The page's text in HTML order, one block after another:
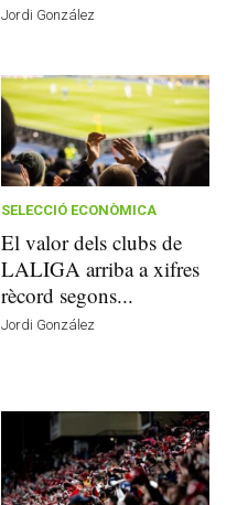
Jordi González
SELECCIÓ ECONÒMICA
El valor dels clubs de
LALIGA arriba a xifres
rècord segons...
Jordi González